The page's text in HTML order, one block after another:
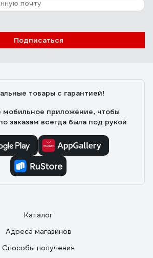
Подписаться
товары с гарантией!
мобильное приложение, чтобы
заказам всегда была под рукой
Каталог
Адреса магазинов
Способы получения